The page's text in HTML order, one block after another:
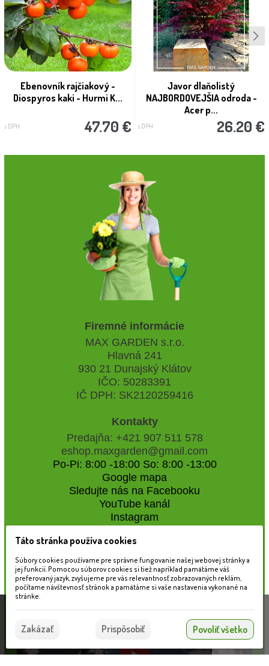
Ebenovník rajčiakový -
Diospyros kaki - Hurmi K...
s DPH 47.70 €
Javor dlaňolistý
NAJBORDOVEJŠIA odroda -
Acer p...
s DPH 26.20 €
Firemné informácie
MAX GARDEN s.r.o.
Hlavná 241
930 21 Dunajský Klátov
IČO: 50283391
IČ DPH: SK2120259416
Kontakty
Predajňa: +421 907 511 578
eshop.maxgarden@gmail.com
Po-Pi: 8:00 -18:00 So: 8:00 -13:00
Google mapa
Sledujte nás na Facebooku
YouTube kanál
Instagram
Naše záhradné centrum
Táto stránka používa súbory cookies, ktoré nám
pomáhajú poskytovať služby. Používaním našich
služieb vyjadrujete súhlas s používaním súborov
Súhlasím
Táto stránka používa cookies
Súbory cookies používame pre správne fungovanie našej webovej stránky a
jej funkcií. Pomocou súborov cookies si tiež napríklad pamätáme váš
preferovaný jazyk, zvyšujeme pre vás relevantnosť zobrazovaných reklám,
počítame návštevnosť stránok a pamätáme si vaše nastavenia vykonané na
stránke.
Zakázať Prispôsobiť Povoliť všetko